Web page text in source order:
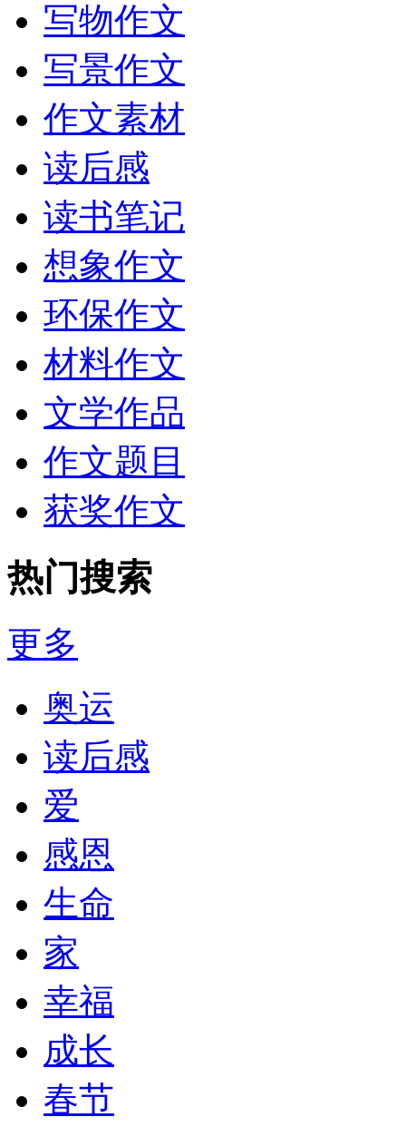
写物作文
写景作文
作文素材
读后感
读书笔记
想象作文
环保作文
材料作文
文学作品
作文题目
获奖作文
热门搜索
更多
奥运
读后感
爱
感恩
生命
家
幸福
成长
春节